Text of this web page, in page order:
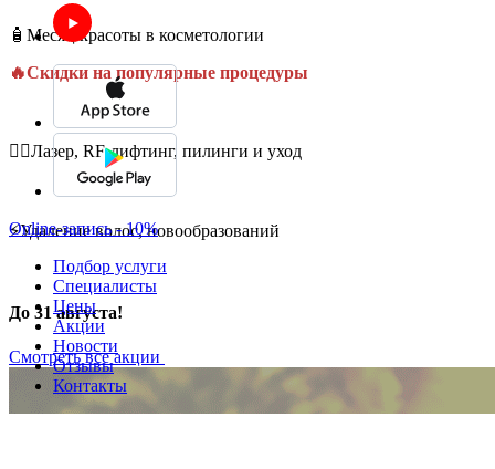
🧴Месяц красоты в косметологии
🔥Скидки на популярные процедуры
💆‍♀️Лазер, RF-лифтинг, пилинги и уход
⚡Удаление волос, новообразований
До 31 августа!
Смотреть все акции
Online-запись - 10%
Подбор услуги
Специалисты
Цены
Акции
Новости
Отзывы
Контакты